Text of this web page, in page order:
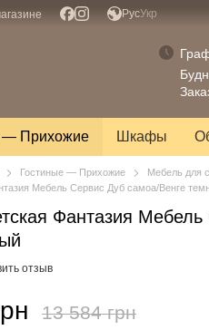
РусУкр
— Прихожие Шкафы
Гостиные — Прихожие Мебель для
Мебель Сервис Дуб самоа/Венге
Фантазия
отзыв
13 584 грн